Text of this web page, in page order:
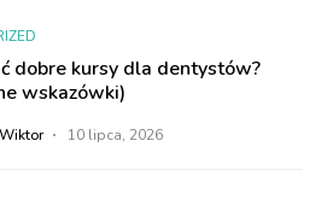
dobre kursy dla dentystów?
wskazówki)
10 lipca, 2026